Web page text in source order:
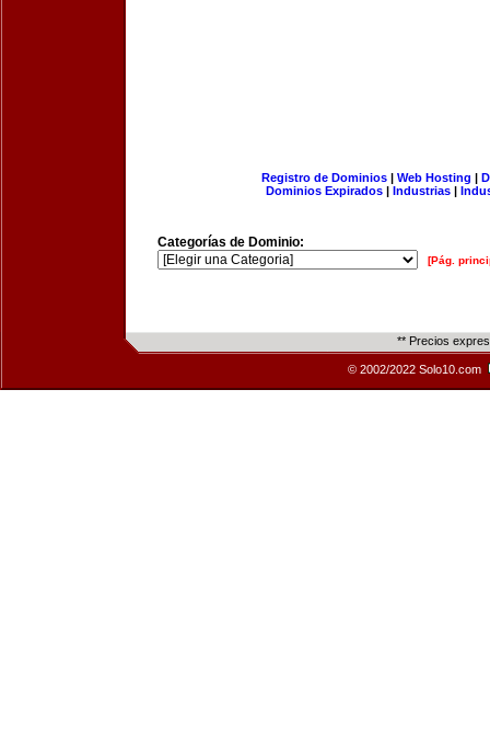
Registro de Dominios| Web Hosting |
Dominios Expirados | Industrias |
Categorías de Dominio:
[Pág.
** Precios
© 2002/2022 Solo10.com